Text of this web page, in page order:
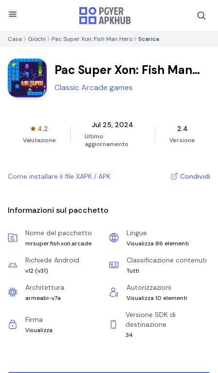
Casa Giochi Pac Super Xon: Fish Man Hero Scarica
Pac Super Xon: Fish Man
Hero
Classic Arcade games
4.2
Valutazione
Jul 25, 2024
Ultimo
aggiornamento
2.4
Versione
Come installare il file XAPK / APK Condividi
Informazioni sul pacchetto
Nome del pacchetto
mrsuper.fish.xon.arcade
Lingue
Visualizza 86 elementi
Richiede Android
v12 (v31)
Classificazione contenuti
Tutti
Architettura
armeabi-v7a
Autorizzazioni
Visualizza 10 elementi
Firma
Visualizza
Versione SDK di
destinazione
34